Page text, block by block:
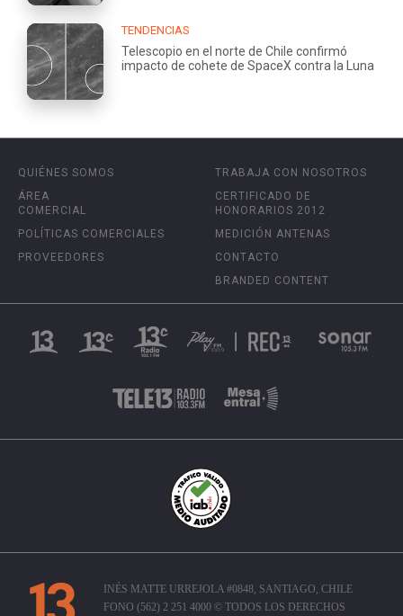
TENDENCIAS
Telescopio en el norte de Chile confirmó
impacto de cohete de SpaceX contra la Luna
QUIÉNES SOMOS
ÁREA
COMERCIAL
POLÍTICAS COMERCIALES
PROVEEDORES
TRABAJA CON NOSOTROS
CERTIFICADO DE
HONORARIOS 2012
MEDICIÓN ANTENAS
CONTACTO
BRANDED CONTENT
INÉS MATTE URREJOLA #0848, SANTIAGO, CHILE
FONO (562) 2 251 4000 © TODOS LOS DERECHOS